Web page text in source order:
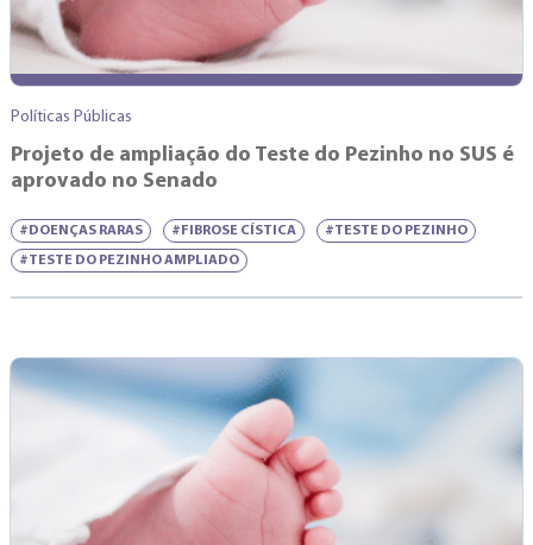
Políticas Públicas
Projeto de ampliação do Teste do Pezinho no SUS é
aprovado no Senado
#DOENÇAS RARAS #FIBROSE CÍSTICA #TESTE DO PEZINHO
#TESTE DO PEZINHO AMPLIADO